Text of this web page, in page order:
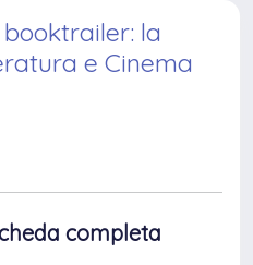
la
e Cinema
completa